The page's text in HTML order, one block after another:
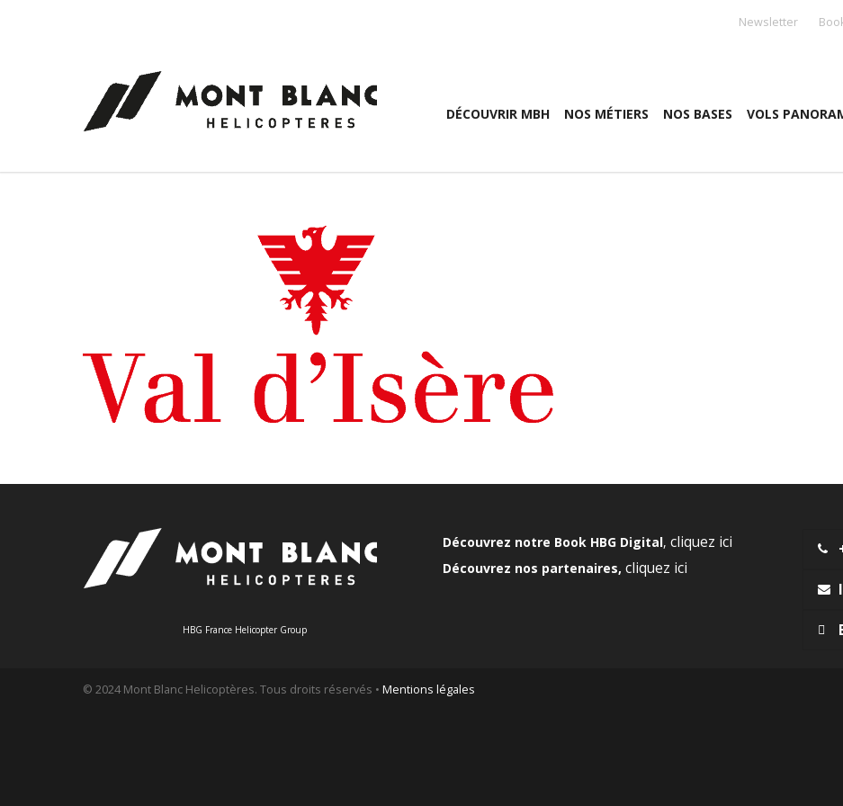
Newsletter
DÉCOUVRIR MBH NOS MÉTIERS NOS BASES VOLS
HBG France Helicopter Group
Découvrez notre Book HBG Digital, cliquez ici
Découvrez nos partenaires, cliquez ici
© 2024 Mont Blanc Helicoptères. Tous droits réservés • Mentions légales